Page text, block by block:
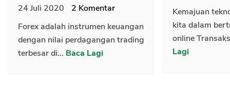
24 Juli 2020 2 Komentar
Forex adalah instrumen keuangan
dengan nilai perdagangan trading
terbesar di... Baca Lagi
Kemajuan
kita dalam
online
Lagi